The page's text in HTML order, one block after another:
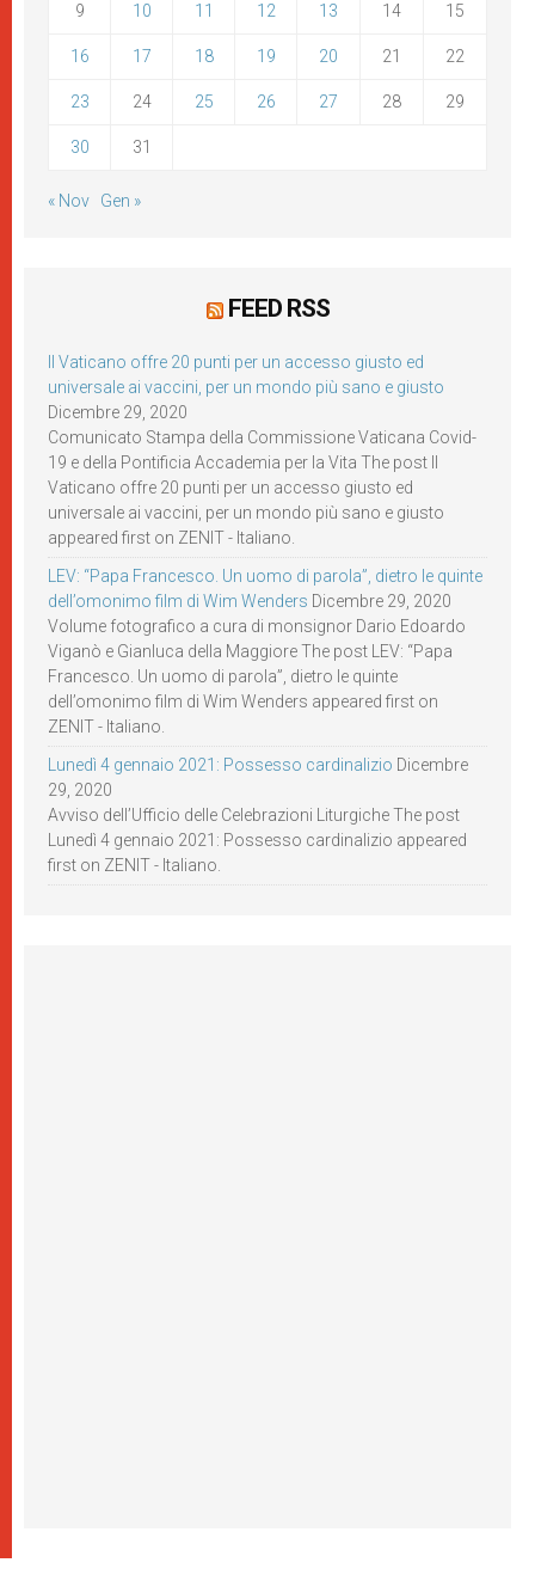
9 10 11 12 13 14 15
16 17 18 19 20 21 22
23 24 25 26 27 28 29
30 31
« Nov Gen »
FEED RSS
Il Vaticano offre 20 punti per un accesso giusto ed
universale ai vaccini, per un mondo più sano e giusto
Dicembre 29, 2020
Comunicato Stampa della Commissione Vaticana Covid-
19 e della Pontificia Accademia per la Vita The post Il
Vaticano offre 20 punti per un accesso giusto ed
universale ai vaccini, per un mondo più sano e giusto
appeared first on ZENIT - Italiano.
LEV: “Papa Francesco. Un uomo di parola”, dietro le quinte
dell’omonimo film di Wim Wenders Dicembre 29, 2020
Volume fotografico a cura di monsignor Dario Edoardo
Viganò e Gianluca della Maggiore The post LEV: “Papa
Francesco. Un uomo di parola”, dietro le quinte
dell’omonimo film di Wim Wenders appeared first on
ZENIT - Italiano.
Lunedì 4 gennaio 2021: Possesso cardinalizio Dicembre
29, 2020
Avviso dell’Ufficio delle Celebrazioni Liturgiche The post
Lunedì 4 gennaio 2021: Possesso cardinalizio appeared
first on ZENIT - Italiano.